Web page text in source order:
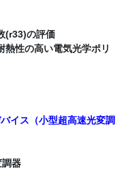
(r33)の評価
性の高い電気光学ポリ
イス（小型超高速光変調
器